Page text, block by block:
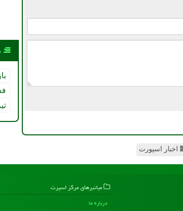
اخبار اسپورت
میانبرهای مركز اسپرت
درباره ما